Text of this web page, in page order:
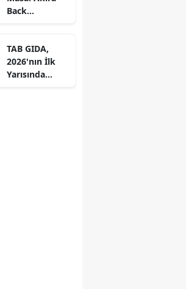
Back
Chef’s Table
TAB GIDA,
2026'nın İlk
Yarısında